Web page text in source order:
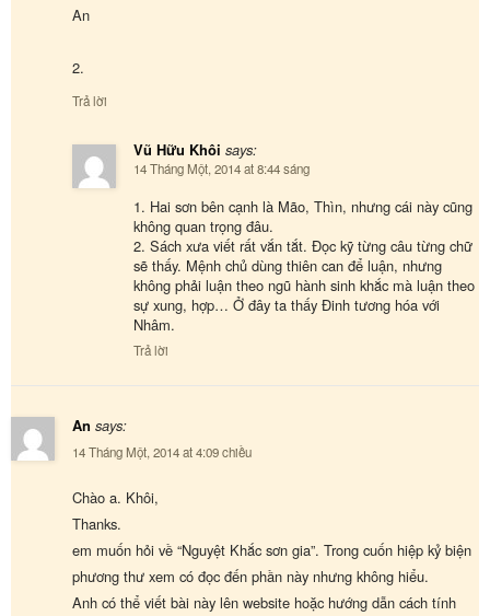
An
2.
Trả lời
Vũ Hữu Khôi says:
14 Tháng Một, 2014 at 8:44 sáng
1. Hai sơn bên cạnh là Mão, Thìn, nhưng cái này cũng
không quan trọng đâu.
2. Sách xưa viết rất vắn tắt. Đọc kỹ từng câu từng chữ
sẽ thấy. Mệnh chủ dùng thiên can để luận, nhưng
không phải luận theo ngũ hành sinh khắc mà luận theo
sự xung, hợp… Ở đây ta thấy Đinh tương hóa với
Nhâm.
Trả lời
An says:
14 Tháng Một, 2014 at 4:09 chiều
Chào a. Khôi,
Thanks.
em muốn hỏi về “Nguyệt Khắc sơn gia”. Trong cuốn hiệp kỷ biện
phương thư xem có đọc đến phần này nhưng không hiểu.
Anh có thể viết bài này lên website hoặc hướng dẫn cách tính